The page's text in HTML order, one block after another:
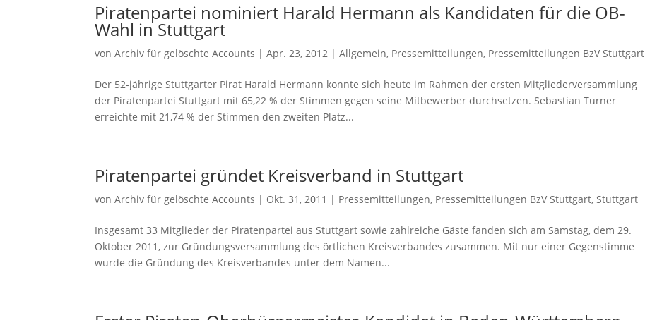
Piratenpartei nominiert Harald Hermann als Kandidaten für die OB-
Wahl in Stuttgart
vonArchiv für gelöschte Accounts |Apr. 23, 2012 |Allgemein, Pressemitteilungen, Pressemitteilungen BzV Stuttgart
Der 52-jährige Stuttgarter Pirat Harald Hermann konnte sich heute im Rahmen der ersten Mitgliederversammlung
der Piratenpartei Stuttgart mit 65,22 % der Stimmen gegen seine Mitbewerber durchsetzen. Sebastian Turner
erreichte mit 21,74 % der Stimmen den zweiten Platz...
Piratenpartei gründet Kreisverband in Stuttgart
vonArchiv für gelöschte Accounts | Okt. 31, 2011 | Pressemitteilungen, Pressemitteilungen BzV Stuttgart,Stuttgart
Insgesamt 33 Mitglieder der Piratenpartei aus Stuttgart sowie zahlreiche Gäste fanden sich am Samstag, dem 29.
Oktober 2011, zur Gründungsversammlung des örtlichen Kreisverbandes zusammen. Mit nur einer Gegenstimme
wurde die Gründung des Kreisverbandes unter dem Namen...